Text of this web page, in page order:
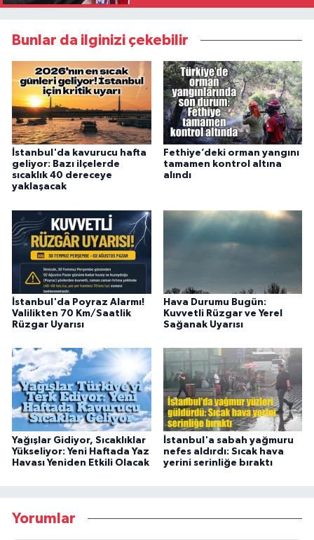
Bunlar da ilginizi çekebilir
İstanbul'da kavurucu hafta
geliyor: Bazı ilçelerde
sıcaklık 40 dereceye
yaklaşacak
Fethiye’deki orman yangını
tamamen kontrol altına
alındı
İstanbul'da Poyraz Alarmı!
Valilikten 70 Km/Saatlik
Rüzgar Uyarısı
Hava Durumu Bugün:
Kuvvetli Rüzgar ve Yerel
Sağanak Uyarısı
Yağışlar Gidiyor, Sıcaklıklar
Yükseliyor: Yeni Haftada Yaz
Havası Yeniden Etkili Olacak
İstanbul'a sabah yağmuru
nefes aldırdı: Sıcak hava
yerini serinliğe bıraktı
Yorumlar